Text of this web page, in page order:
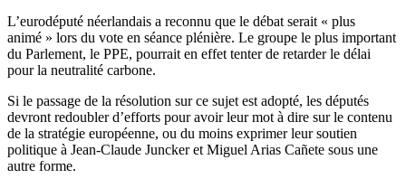
L’eurodéputé néerlandais a reconnu que le débat serait « plus
animé » lors du vote en séance plénière. Le groupe le plus important
du Parlement, le PPE, pourrait en effet tenter de retarder le délai
pour la neutralité carbone.
Si le passage de la résolution sur ce sujet est adopté, les députés
devront redoubler d’efforts pour avoir leur mot à dire sur le contenu
de la stratégie européenne, ou du moins exprimer leur soutien
politique à Jean-Claude Juncker et Miguel Arias Cañete sous une
autre forme.